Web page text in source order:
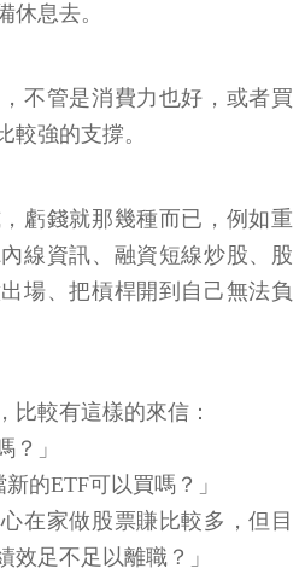
休息去。
不管是消費力也好，或者買
較強的支撐。
虧錢就那幾種而已，例如重
線資訊、融資短線炒股、股
場、把槓桿開到自己無法負
比較有這樣的來信：
？」
的ETF可以買嗎？」
在家做股票賺比較多，但目
效足不足以離職？」